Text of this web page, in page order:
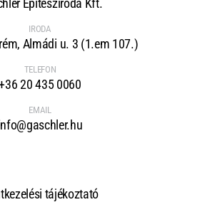
Építésziroda Kft.
IRODA
Almádi u. 3 (1.em 107.)
TELEFON
20 435 0060
EMAIL
tájékoztató